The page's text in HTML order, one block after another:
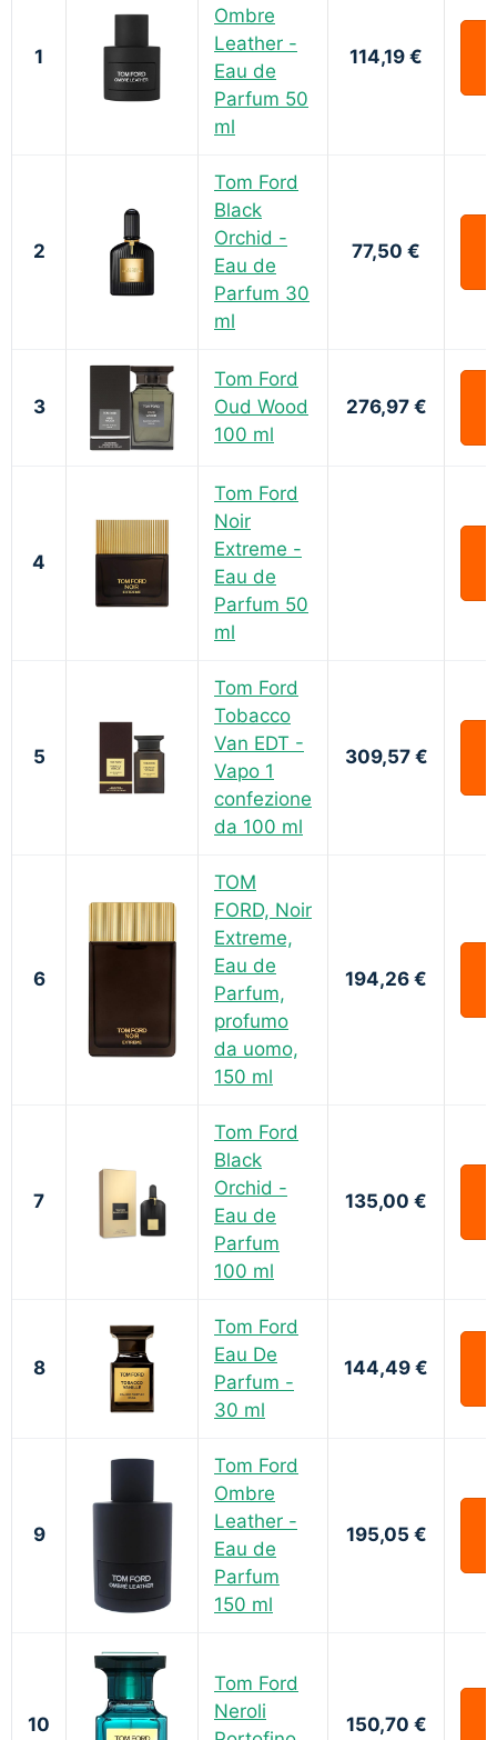
1
Ombre
Leather -
Eau de
Parfum 50
ml
114,19 €
2
Tom Ford
Black
Orchid -
Eau de
Parfum 30
ml
77,50 €
3
Tom Ford
Oud Wood
100 ml
276,97 €
4
Tom Ford
Noir
Extreme -
Eau de
Parfum 50
ml
5
Tom Ford
Tobacco
Van EDT -
Vapo 1
confezione
da 100 ml
309,57 €
6
TOM
FORD, Noir
Extreme,
Eau de
Parfum,
profumo
da uomo,
150 ml
194,26 €
7
Tom Ford
Black
Orchid -
Eau de
Parfum
100 ml
135,00 €
8
Tom Ford
Eau De
Parfum -
30 ml
144,49 €
9
Tom Ford
Ombre
Leather -
Eau de
Parfum
150 ml
195,05 €
10
Tom Ford
Neroli
150,70 €